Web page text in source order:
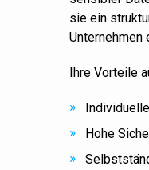
sie ein
Unternehmen
Ihre Vorteile
Hohe